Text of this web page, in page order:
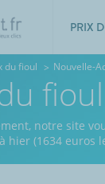
PRIX
du fioul Nouvelle-
notre site
hier (1634 euros